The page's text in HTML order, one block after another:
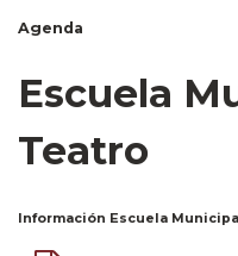
Agenda
Escuela
Teatro
Información Escuela